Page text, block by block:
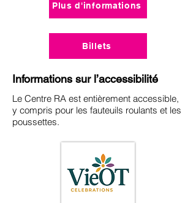
Plus d'informations
Billets
Informations sur l’accessibilité
Le Centre RA est entièrement accessible,
y compris pour les fauteuils roulants et les
poussettes.